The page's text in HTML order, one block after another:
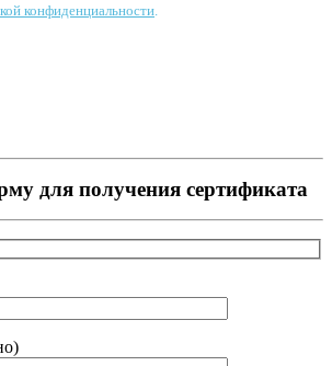
конфиденциальности
для получения сертификата